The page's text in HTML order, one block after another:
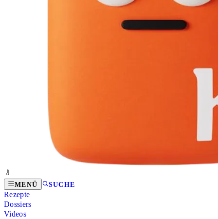
MENÜ SUCHE
Rezepte
Dossiers
Videos